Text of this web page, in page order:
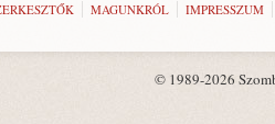
MAGUNKRÓL IMPRESSZUM
© 1989-2026